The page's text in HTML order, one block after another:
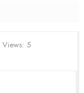
Views: 5